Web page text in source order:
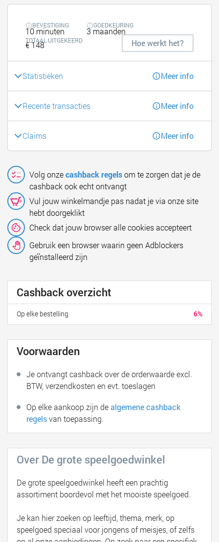
BEVESTIGING
10 minuten
GOEDKEURING
3 maanden
TOTAAL UITGEKEERD
€ 148 Hoe werkt het?
Statistieken Meer info
Recente transacties Meer info
Claims Meer info
Volg onzecashback regelsom te zorgen dat je de
cashback ook echt ontvangt
Vul jouw winkelmandje pas nadat je via onze site
hebt doorgeklikt
Check dat jouw browser alle cookies accepteert
Gebruik een browser waarin geen Adblockers
geïnstalleerd zijn
Cashback overzicht
6%
Op elke bestelling
Voorwaarden
Je ontvangt cashback over de orderwaarde excl.
BTW, verzendkosten en evt. toeslagen
Op elke aankoop zijn dealgemene cashback
regelsvan toepassing.
Over De grote speelgoedwinkel
De grote speelgoedwinkel heeft een prachtig
assortiment boordevol met het mooiste speelgoed.
Je kan hier zoeken op leeftijd, thema, merk, op
speelgoed speciaal voor jongens of meisjes, of zelfs